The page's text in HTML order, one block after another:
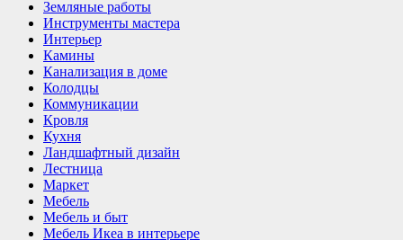
Земляные работы
Инструменты мастера
Интерьер
Камины
Канализация в доме
Колодцы
Коммуникации
Кровля
Кухня
Ландшафтный дизайн
Лестница
Маркет
Мебель
Мебель и быт
Мебель Икеа в интерьере